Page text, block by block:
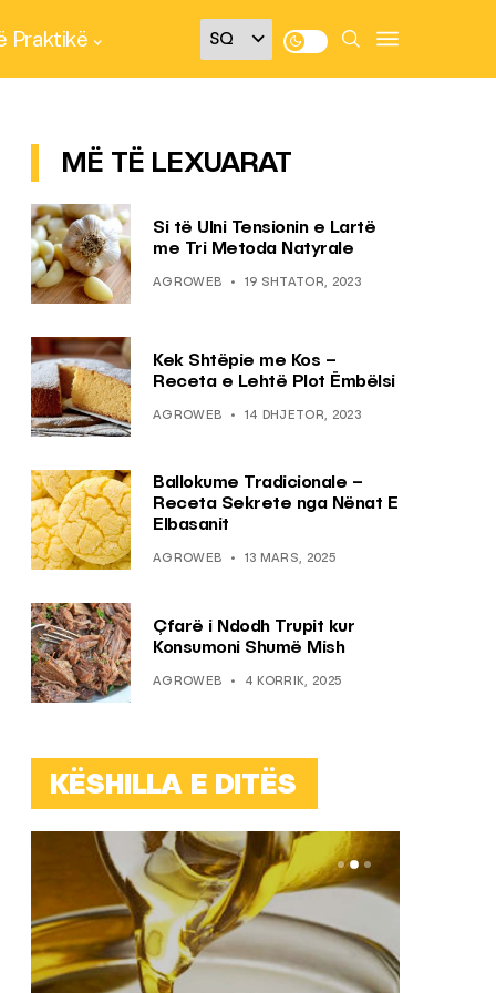
Praktikë
MË TË LEXUARAT
Si të Ulni Tensionin e Lartë
me Tri Metoda Natyrale
AGROWEB 19 SHTATOR, 2023
Kek Shtëpie me Kos –
Receta e Lehtë Plot Ëmbëlsi
AGROWEB 14 DHJETOR, 2023
Ballokume Tradicionale –
Receta Sekrete nga Nënat E
Elbasanit
AGROWEB 13 MARS, 2025
Çfarë i Ndodh Trupit kur
Konsumoni Shumë Mish
AGROWEB 4 KORRIK, 2025
KËSHILLA E DITËS